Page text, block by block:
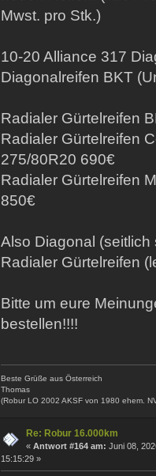
Mwst. pro Stk.)
10-20 Alliance 317
Diagonalreifen BKT
Radialer Gürtelreifen
Radialer Gürtelreifen
275/80R20 690€
Radialer Gürtelreifen
850€
Also Diagonal
Radialer Gürtelreifen
Bitte um eure
bestellen!!!!
Beste Grüße aus Österreich
Thomas
(Robur LO 2002 AKSF von 1980 ehem.
Re: Robur 16.000km
« Antwort #164 am: Juni 08,
15:15:29 »